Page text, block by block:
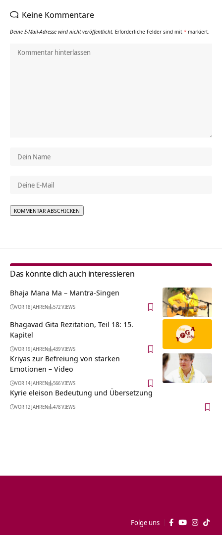
Keine Kommentare
Deine E-Mail-Adresse wird nicht veröffentlicht. Erforderliche Felder sind mit * markiert.
Das könnte dich auch interessieren
Bhaja Mana Ma – Mantra-Singen
VOR 18 JAHREN 572 VIEWS
Bhagavad Gita Rezitation, Teil 18: 15.
Kapitel
VOR 19 JAHREN 439 VIEWS
Kriyas zur Befreiung von starken
Emotionen – Video
VOR 14 JAHREN 566 VIEWS
Kyrie eleison Bedeutung und Übersetzung
VOR 12 JAHREN 478 VIEWS
Folge uns